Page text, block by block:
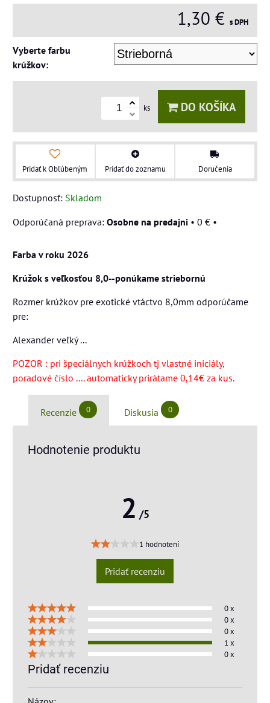
1,30 € s DPH
Vyberte farbu
krúžkov:
ks DO KOŠÍKA
Pridať k Obľúbeným Pridať do zoznamu Doručenia
Dostupnosť: Skladom
Osobne na predajni • 0 € •
Farba v roku 2026
Krúžok s veľkosťou 8,0--ponúkame striebornú
Rozmer krúžkov pre exotické vtáctvo 8,0mm odporúčame
pre:
Alexander veľký ...
POZOR : pri špeciálnych krúžkoch tj vlastné iniciály,
poradové číslo .... automaticky prirátame 0,14€ za kus.
Recenzie 0 Diskusia 0
Hodnotenie produktu
2 /5
1 hodnotení
Pridať recenziu
0 x
0 x
0 x
1 x
0 x
Pridať recenziu